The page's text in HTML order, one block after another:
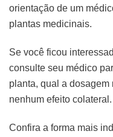
orientação de um
plantas medicinais.
Se você ficou
consulte seu médico
planta, qual a
nenhum efeito colateral.
Confira a forma mais